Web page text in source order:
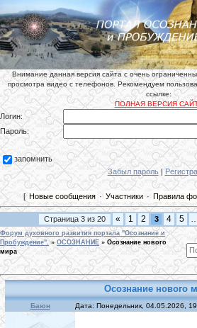
Внимание данная версия сайта с очень
просмотра видео с телефонов. Рекомендуем
ссылке:
ПОЛНАЯ ВЕРСИЯ
Логин:
Пароль:
запомнить
Забыл пароль|
[ Новые сообщения · Участники · Правила
Страница 3 из 20 « 1 2 3 4 5
Форум духовного развития портала "Осознание и
Пробуждение". » ОСОЗНАНИЕ » Осознание нового
мира
Осознание нового
Баюн Дата: Понедельник, 04.05.2026,